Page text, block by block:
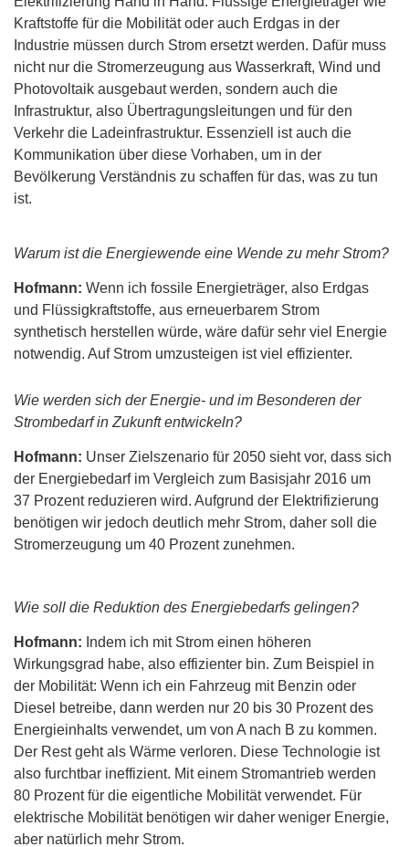
Kraftstoffe für die Mobilität oder auch Erdgas in der
Industrie müssen durch Strom ersetzt werden. Dafür muss
nicht nur die Stromerzeugung aus Wasserkraft, Wind und
Photovoltaik ausgebaut werden, sondern auch die
Infrastruktur, also Übertragungsleitungen und für den
Verkehr die Ladeinfrastruktur. Essenziell ist auch die
Kommunikation über diese Vorhaben, um in der
Bevölkerung Verständnis zu schaffen für das, was zu tun
ist.
Warum ist die Energiewende eine Wende zu mehr Strom?
Hofmann: Wenn ich fossile Energieträger, also Erdgas
und Flüssigkraftstoffe, aus erneuerbarem Strom
synthetisch herstellen würde, wäre dafür sehr viel Energie
notwendig. Auf Strom umzusteigen ist viel effizienter.
Wie werden sich der Energie- und im Besonderen der
Strombedarf in Zukunft entwickeln?
Hofmann: Unser Zielszenario für 2050 sieht vor, dass sich
der Energiebedarf im Vergleich zum Basisjahr 2016 um
37 Prozent reduzieren wird. Aufgrund der Elektrifizierung
benötigen wir jedoch deutlich mehr Strom, daher soll die
Stromerzeugung um 40 Prozent zunehmen.
Wie soll die Reduktion des Energiebedarfs gelingen?
Hofmann: Indem ich mit Strom einen höheren
Wirkungsgrad habe, also effizienter bin. Zum Beispiel in
der Mobilität: Wenn ich ein Fahrzeug mit Benzin oder
Diesel betreibe, dann werden nur 20 bis 30 Prozent des
Energieinhalts verwendet, um von A nach B zu kommen.
Der Rest geht als Wärme verloren. Diese Technologie ist
also furchtbar ineffizient. Mit einem Stromantrieb werden
80 Prozent für die eigentliche Mobilität verwendet. Für
elektrische Mobilität benötigen wir daher weniger Energie,
aber natürlich mehr Strom.